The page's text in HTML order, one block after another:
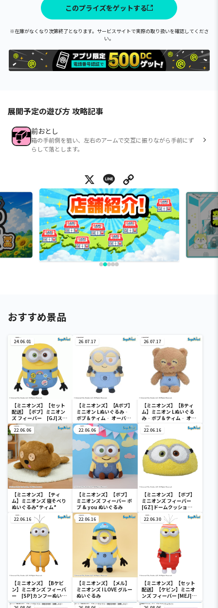
このプライズをゲットする
※在庫がなくなり次第終了となります。サービスサイトで実際の取り扱いを確認してくださ
い。
展開予定の遊び方 攻略記事
前おとし
箱の手前側を狙い、左右のアームで交互に振りながら手前にず
らして落とします。
X Line
おすすめ景品
24.06.01
【ミニオンズ】【セット
配送】【ボブ】ミニオン
ズ フィーバー [GJ]スタ
イリッシュぬいぐるみ“ボ
ブ”
26.07.17
【ミニオンズ】【Aボブ】
ミニオン Lぬいぐるみ‐
ボブ＆ティム‐ オーバー
オール
26.07.17
【ミニオンズ】【Bティ
ム】ミニオン Lぬいぐる
み‐ボブ＆ティム‐ オー
バーオール
22.06.06
【ミニオンズ】【ティ
ム】ミニオンズ 寝そべり
ぬいぐるみ“ティム”
22.06.06
【ミニオンズ】【ボブ】
ミニオンズ フィーバー ボ
ブ & you ぬいぐるみ
22.06.16
【ミニオンズ】【ボブ】
ミニオンズ フィーバー
[GZ]ドームクッショ
ン“ボブ”
22.06.16
【ミニオンズ】【Bケビ
ン】ミニオンズ フィーバ
ー [SP]カンフーぬいぐ
るみ
22.06.16
【ミニオンズ】【メル】
ミニオンズ I LOVE グルー
ぬいぐるみ
22.06.30
【ミニオンズ】【セット
配送】【ケビン】ミニオ
ンズ フィーバー [MEJ]修
行中！ぬいぐるみ“ケビ